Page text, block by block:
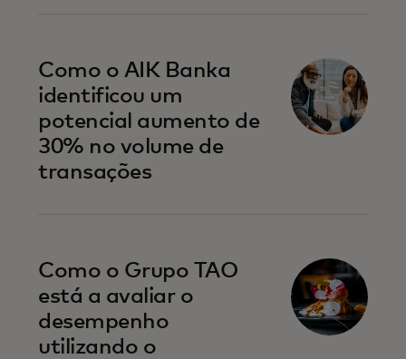
Como o AIK Banka
identificou um
potencial aumento de
30% no volume de
transações
Como o Grupo TAO
está a avaliar o
desempenho
utilizando o